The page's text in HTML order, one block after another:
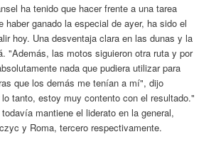
ha tenido que hacer frente a una tarea
haber ganado la especial de ayer, ha sido el
hoy. Una desventaja clara en las dunas y la
"Además, las motos siguieron otra ruta y por
nada que pudiera utilizar para
que los demás me tenían a mí", dijo
tanto, estoy muy contento con el resultado."
mantiene el liderato en la general,
y Roma, tercero respectivamente.